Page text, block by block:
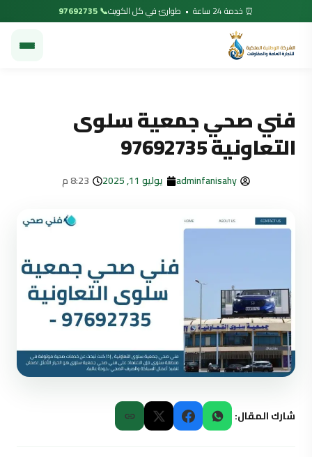
⏰ خدمة 24 ساعة • طوارئ في كل الكويت 📞 97692735
فني صحي جمعية سلوى
التعاونية 97692735
adminfanisahy يوليو 11, 2025 8:23 م
شارك المقال: